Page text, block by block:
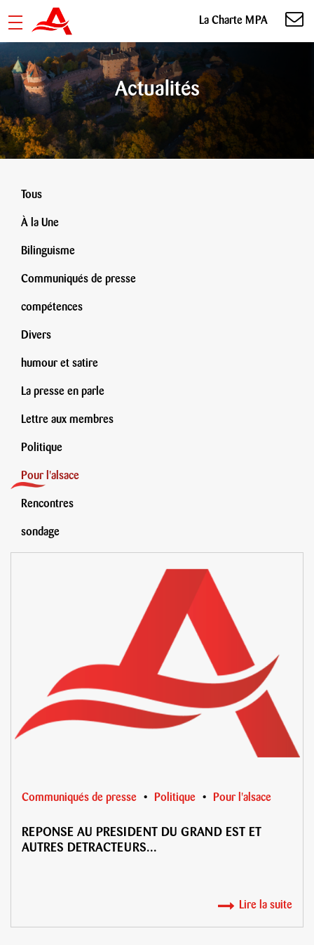
La Charte MPA
Actualités
Tous
À la Une
Bilinguisme
Communiqués de presse
compétences
Divers
humour et satire
La presse en parle
Lettre aux membres
Politique
Pour l'alsace
Rencontres
sondage
Communiqués de presse Politique Pour l'alsace
REPONSE AU PRESIDENT DU GRAND EST ET
AUTRES DETRACTEURS...
Lire la suite